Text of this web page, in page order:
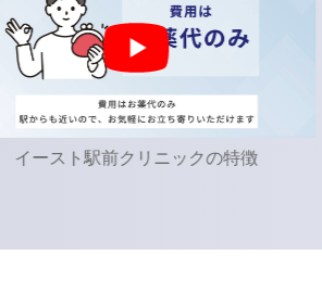
前クリニックの特徴